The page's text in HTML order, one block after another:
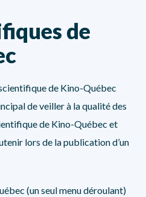
de
de Kino-Québec
de veiller à la qualité des
de Kino-Québec et
lors de la publication d’un
(un seul menu déroulant)